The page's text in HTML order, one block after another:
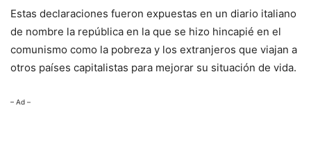
Estas declaraciones fueron expuestas en un diario italiano
de nombre la república en la que se hizo hincapié en el
comunismo como la pobreza y los extranjeros que viajan a
otros países capitalistas para mejorar su situación de vida.
– Ad –